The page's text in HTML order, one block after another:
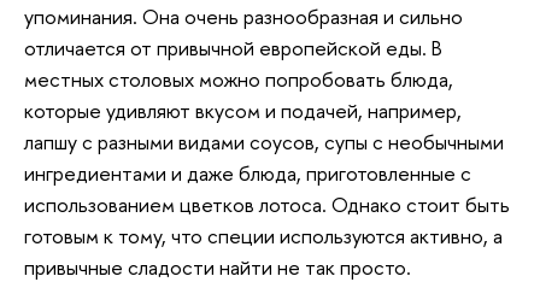
упоминания. Она очень разнообразная и сильно
отличается от привычной европейской еды. В
местных столовых можно попробовать блюда,
которые удивляют вкусом и подачей, например,
лапшу с разными видами соусов, супы с необычными
ингредиентами и даже блюда, приготовленные с
использованием цветков лотоса. Однако стоит быть
готовым к тому, что специи используются активно, а
привычные сладости найти не так просто.